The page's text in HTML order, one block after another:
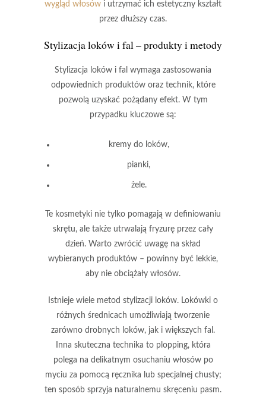
wygląd włosów i utrzymać ich estetyczny kształt
przez dłuższy czas.
Stylizacja loków i fal – produkty i metody
Stylizacja loków i fal wymaga zastosowania
odpowiednich produktów oraz technik, które
pozwolą uzyskać pożądany efekt. W tym
przypadku kluczowe są:
kremy do loków,
pianki,
żele.
Te kosmetyki nie tylko pomagają w definiowaniu
skrętu, ale także utrwalają fryzurę przez cały
dzień. Warto zwrócić uwagę na skład
wybieranych produktów – powinny być lekkie,
aby nie obciążały włosów.
Istnieje wiele metod stylizacji loków. Lokówki o
różnych średnicach umożliwiają tworzenie
zarówno drobnych loków, jak i większych fal .
Inna skuteczna technika to plopping, która
polega na delikatnym osuchaniu włosów po
myciu za pomocą ręcznika lub specjalnej chusty;
ten sposób sprzyja naturalnemu skręceniu pasm.